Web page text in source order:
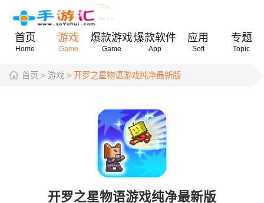
首页
Home
游戏
Game
爆款游戏
Game
爆款软件
App
应用
Soft
专题
Topic
首页 > 游戏 > 开罗之星物语游戏纯净最新版
开罗之星物语游戏纯净最新版